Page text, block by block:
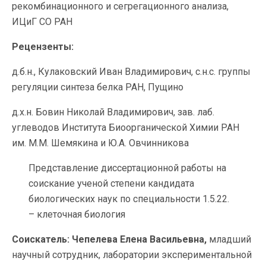
рекомбинационного и сегрегационного анализа,
ИЦиГ СО РАН
Рецензенты:
д.б.н., Кулаковский Иван Владимирович, с.н.с. группы
регуляции синтеза белка РАН, Пущино
д.х.н. Бовин Николай Владимирович, зав. лаб.
углеводов Института Биоорганической Химии РАН
им. М.М. Шемякина и Ю.А. Овчинникова
Представление диссертационной работы на
соискание ученой степени кандидата
биологических наук по специальности 1.5.22.
– клеточная биология
Соискатель: Чепелева Елена Васильевна, младший
научный сотрудник, лаборатории экспериментальной